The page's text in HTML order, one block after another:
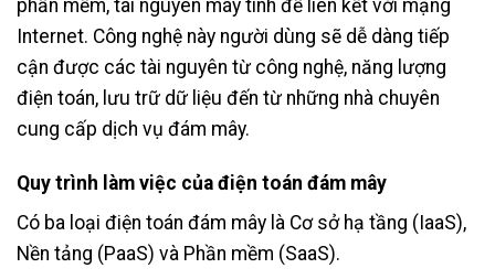
phần mềm, tài nguyên máy tính để liên kết với mạng
Internet. Công nghệ này người dùng sẽ dễ dàng tiếp
cận được các tài nguyên từ công nghệ, năng lượng
điện toán, lưu trữ dữ liệu đến từ những nhà chuyên
cung cấp dịch vụ đám mây.
Quy trình làm việc của điện toán đám mây
Có ba loại điện toán đám mây là Cơ sở hạ tầng (IaaS),
Nền tảng (PaaS) và Phần mềm (SaaS).